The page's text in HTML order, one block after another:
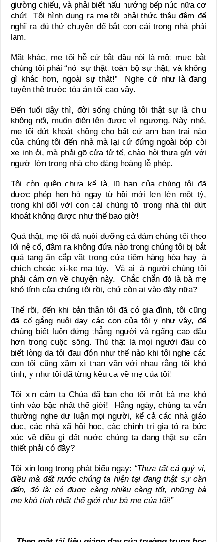
giường chiếu, và phải biết nấu nướng bếp núc nữa cơ
chứ! Tôi hình dung ra mẹ tôi phải thức thâu đêm để
nghĩ ra đủ thứ chuyện để bắt con cái trong nhà phải
làm.
Mặt khác, mẹ tôi hễ cứ bắt đầu nói là một mực bắt
chúng tôi phải “nói sự thật, toàn bộ sự thật, và không
gì khác hơn, ngoài sự thật!” Nghe cứ như là đang
tuyên thệ trước tòa án tối cao vậy.
Đến tuổi dậy thì, đời sống chúng tôi thật sự là chịu
không nổi, muốn điên lên được vì ngượng. Này nhé,
mẹ tôi dứt khoát không cho bất cứ anh bạn trai nào
của chúng tôi đến nhà mà lại cứ đứng ngoài bóp còi
xe inh ỏi, mà phải gõ cửa tử tế, chào hỏi thưa gửi với
người lớn trong nhà cho đàng hoàng lễ phép.
Tôi còn quên chưa kể là, lũ bạn của chúng tôi đã
được phép hẹn hò ngay từ hồi mới lơn lớn một tý,
trong khi đối với con cái chúng tôi trong nhà thì dứt
khoát không được như thế bao giờ!
Quả thật, mẹ tôi đã nuôi dưỡng cả đám chúng tôi theo
lối nệ cổ, đâm ra không đứa nào trong chúng tôi bị bắt
quả tang ăn cắp vặt trong cửa tiệm hàng hóa hay là
chích choác xì-ke ma túy. Và ai là người chúng tôi
phải cám ơn về chuyện này. Chắc chắn đó là bà mẹ
khó tính của chúng tôi rồi, chứ còn ai vào đây nữa?
Thế rồi, đến khi bản thân tôi đã có gia đình, tôi cũng
đã cố gắng nuôi dạy các con của tôi y như vậy, để
chúng biết luôn đứng thẳng người và ngẩng cao đầu
hơn trong cuộc sống. Thú thật là mọi người đâu có
biết lòng dạ tôi đau đớn như thế nào khi tôi nghe các
con tôi cũng xầm xì than vãn với nhau rằng tôi khó
tính, y như tôi đã từng kêu ca về mẹ của tôi!
Tôi xin cảm tạ Chúa đã ban cho tôi một bà mẹ khó
tính vào bậc nhất thế giới! Hằng ngày, chúng ta vẫn
thường nghe dư luận mọi người, kể cả các nhà giáo
dục, các nhà xã hội học, các chính trị gia tỏ ra bức
xúc về điều gì đất nước chúng ta đang thật sự cần
thiết phải có đây?
Tôi xin long trọng phát biểu ngay: “Thưa tất cả quý vị,
điều mà đất nước chúng ta hiện tại đang thật sự cần
đến, đó là: có được càng nhiều càng tốt, những bà
mẹ khó tính nhất thế giới như bà mẹ của tôi!”